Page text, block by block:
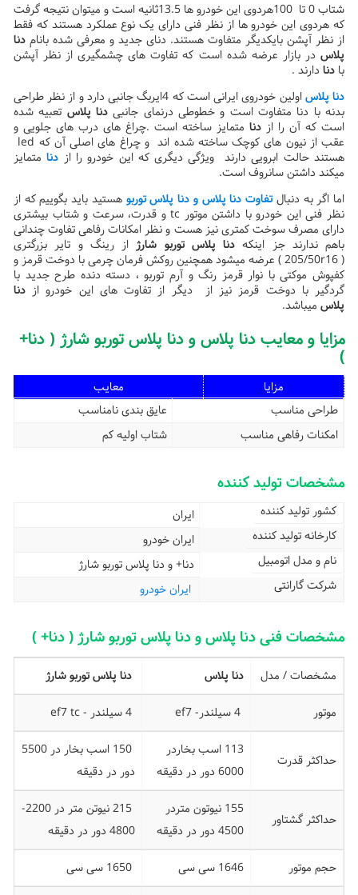
شتاب 0 تا 100هردوی این خودرو ها 13.5ثانیه است و میتوان نتیجه گرفت
که هردوی این خودرو ها از نظر فنی دارای یک نوع عملکرد هستند که فقط
از نظر آپشن بایکدیگر متفاوت هستند. دنای جدید و معرفی شده بانام دنا
پلاس در بازار عرضه شده است که تفاوت های چشمگیری از نظر آپشن
با دنا دارند .
دنا پلاس
اولین خودروی ایرانی است که 4ایربگ جانبی دارد و از نظر طراحی
بدنه با دنا متفاوت است و خطوطی درنمای جانبی دنا پلاس تعبیه شده
است که آن را از دنا متمایز ساخته است .چراغ های درب های جلویی و
هستند حالت ابرویی دارند ویژگی دیگری که این خودرو را از دنامتمایز
میکند داشتن سانروف است.
اما اگر به دنبال تفاوت دنا پلاس و دنا پلاس توربو هستید باید بگوییم که از
نظر فنی این خودرو با داشتن موتور tc و قدرت، سرعت و شتاب بیشتری
دارای مصرف سوخت کمتری نیز هست و نظر امکانات رفاهی تفاوت چندانی
باهم ندارند جز اینکه دنا پلاس توربو شارژ از رینگ و تایر بزرگتری
( 205/50r16 ) عرضه میشود همچنین روکش فرمان چرمی با دوخت قرمز و
کفپوش موکتی با نوار قرمز رنگ و آرم توربو ، دسته دنده طرح جدید با
گردگیر با دوخت قرمز نیز از دیگر از تفاوت های این خودرو از دنا
پلاس میباشد.
مزایا و معایب دنا پلاس و دنا پلاس توربو شارژ ( دنا+
)
مزایا
معایب
طراحی مناسب
عایق بندی نامناسب
امکنات رفاهی مناسب
شتاب اولیه کم
مشخصات تولید کننده
کشور تولید کننده
ایران
کارخانه تولید کننده
ایران خودرو
نام و مدل اتومبیل
دنا+ و دنا پلاس توربو شارژ
شرکت گارانتی
ایران خودرو
مشخصات فنی دنا پلاس و دنا پلاس توربو شارژ ( دنا+ )
مشخصات / مدل دنا پلاس دنا پلاس توربو شارژ
موتور
حداکثر قدرت
113 اسب بخاردر
6000 دور در دقيقه
150 اسب بخار در 5500
دور در دقیقه
حداکثر گشتاور
155 نیوتون متردر
4500 دور در دقيقه
215 نیوتن متر در 2200-
4800 دور در دقیقه
حجم موتور 1646 سی سی